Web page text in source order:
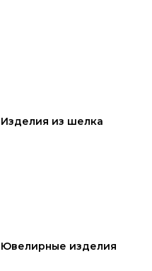
Изделия из шелка
Ювелирные изделия